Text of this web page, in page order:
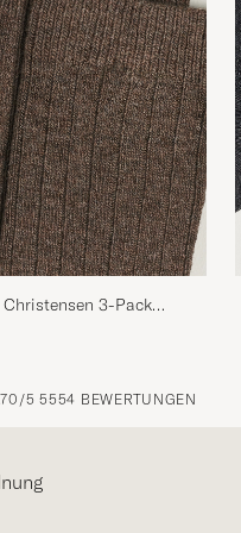
bekväm strumpa.
andas och passar alla
och på resande fot.
M GEKAUFT AM AUF
Faike Airport sedan 90-
GEKAUFT AM AUF
3-Pack
Wool/Cashmere Sock
5 5554 BEWERTUNGEN